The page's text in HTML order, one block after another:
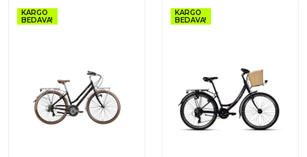
KARGO
BEDAVA!
KARGO
BEDAVA!